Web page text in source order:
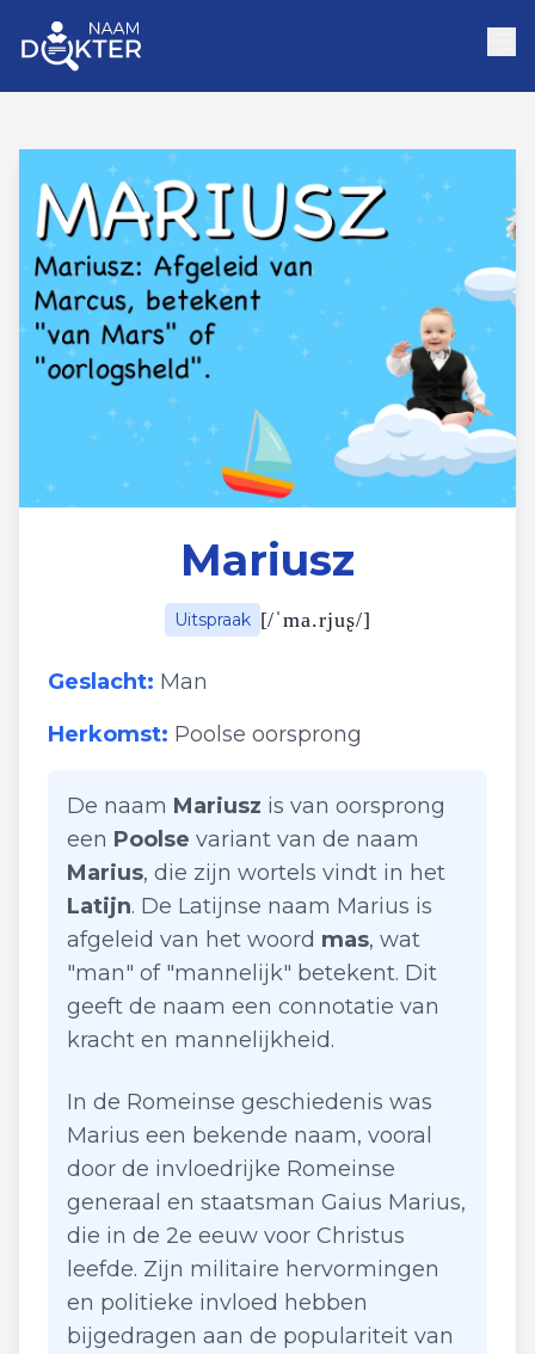
Mariusz
Uitspraak [/ˈma.rjuʂ/]
Geslacht: Man
Herkomst: Poolse oorsprong
De naam Mariusz is van oorsprong
een Poolse variant van de naam
Marius, die zijn wortels vindt in het
Latijn. De Latijnse naam Marius is
afgeleid van het woord mas, wat
"man" of "mannelijk" betekent. Dit
geeft de naam een connotatie van
kracht en mannelijkheid.
In de Romeinse geschiedenis was
Marius een bekende naam, vooral
door de invloedrijke Romeinse
generaal en staatsman Gaius Marius,
die in de 2e eeuw voor Christus
leefde. Zijn militaire hervormingen
en politieke invloed hebben
bijgedragen aan de populariteit van